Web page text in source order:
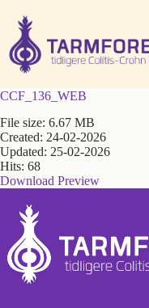
indhold
CCF_136_WEB
File size: 6.67 MB
Created: 24-02-2026
Updated: 25-02-2026
Hits: 68
Download Preview